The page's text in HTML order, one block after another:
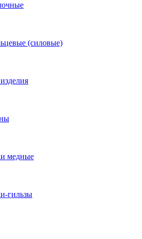
(силовые)
медные
гильзы